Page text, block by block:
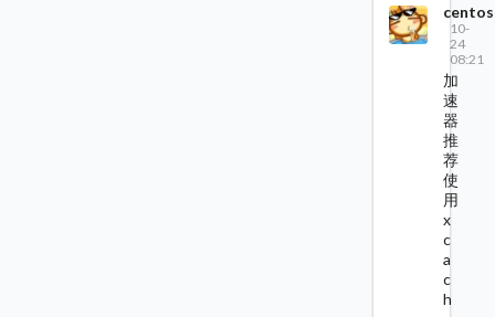
centos
10-
24
08:21
加
速
器
推
荐
使
用
x
c
a
c
h